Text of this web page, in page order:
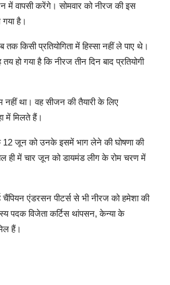
में वापसी करेंगे। सोमवार को नीरज की इस
है।
किसी प्रतियोगिता में हिस्सा नहीं ले पाए थे।
हो गया है कि नीरज तीन दिन बाद प्रतियोगी
नहीं था। वह सीजन की तैयारी के लिए
में मिलते हैं।
12 जून को उनके इसमें भाग लेने की घोषणा की
ही में चार जून को डायमंड लीग के रोम चरण में
एंडरसन पीटर्स से भी नीरज को हमेशा की
पदक विजेता कर्टिस थांपसन, केन्या के
हैं।